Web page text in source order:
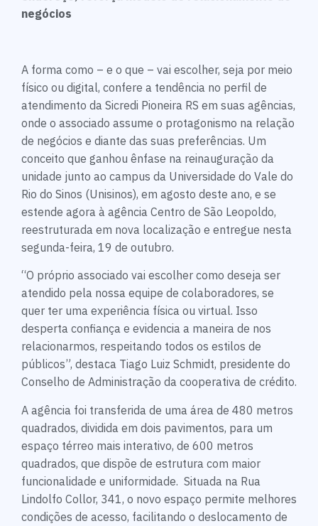
negócios
A forma como – e o que – vai escolher, seja por meio
físico ou digital, confere a tendência no perfil de
atendimento da Sicredi Pioneira RS em suas agências,
onde o associado assume o protagonismo na relação
de negócios e diante das suas preferências. Um
conceito que ganhou ênfase na reinauguração da
unidade junto ao campus da Universidade do Vale do
Rio do Sinos (Unisinos), em agosto deste ano, e se
estende agora à agência Centro de São Leopoldo,
reestruturada em nova localização e entregue nesta
segunda-feira, 19 de outubro.
“O próprio associado vai escolher como deseja ser
atendido pela nossa equipe de colaboradores, se
quer ter uma experiência física ou virtual. Isso
desperta confiança e evidencia a maneira de nos
relacionarmos, respeitando todos os estilos de
públicos”, destaca Tiago Luiz Schmidt, presidente do
Conselho de Administração da cooperativa de crédito.
A agência foi transferida de uma área de 480 metros
quadrados, dividida em dois pavimentos, para um
espaço térreo mais interativo, de 600 metros
quadrados, que dispõe de estrutura com maior
funcionalidade e uniformidade. Situada na Rua
Lindolfo Collor, 341, o novo espaço permite melhores
condições de acesso, facilitando o deslocamento de